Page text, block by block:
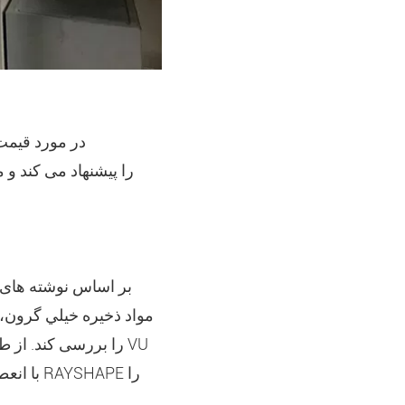
بر اساس نوشته
مواد ذخيره خيلي